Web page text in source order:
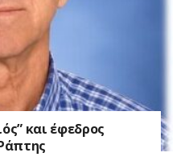
και έφεδρος